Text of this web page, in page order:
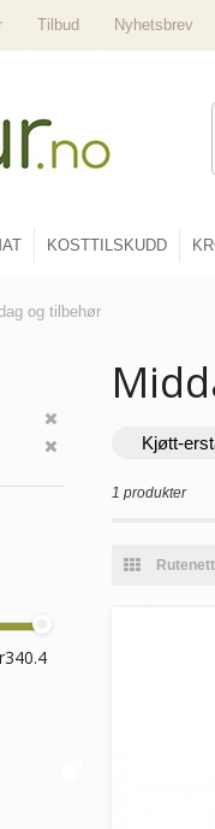
Tilbud Nyhetsbrev
KOSTTILSKUDD
og tilbehør
Kjøtt-
1 produkter
Rutenett